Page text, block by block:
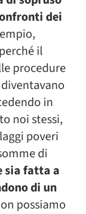
dei
il
procedure
in
noi stessi,
poveri
di
sia fatta a
di un
possiamo